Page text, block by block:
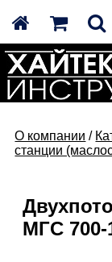
О компании /
станции
МГС 700-